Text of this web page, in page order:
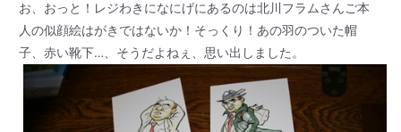
お、おっと！レジわきになにげにあるのは北川フラムさんご本
人の似顔絵はがきではないか！そっくり！あの羽のついた帽
子、赤い靴下…、そうだよねぇ、思い出しました。